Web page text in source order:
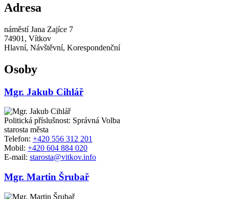
Adresa
náměstí Jana Zajíce 7
74901, Vítkov
Hlavní, Návštěvní, Korespondenční
Osoby
Mgr. Jakub Cihlář
Politická příslušnost: Správná Volba
starosta města
Telefon: +420 556 312 201
Mobil: +420 604 884 020
E-mail: starosta@vitkov.info
Mgr. Martin Šrubař